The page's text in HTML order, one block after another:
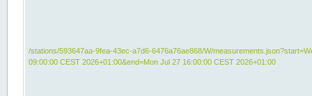
/stations/593647aa-9fea-43ec-a7d6-6476a76ae868/W/
09:00:00 CEST 2026+01:00&end=Mon Jul 27 16:00:00 CEST 2026+01:00